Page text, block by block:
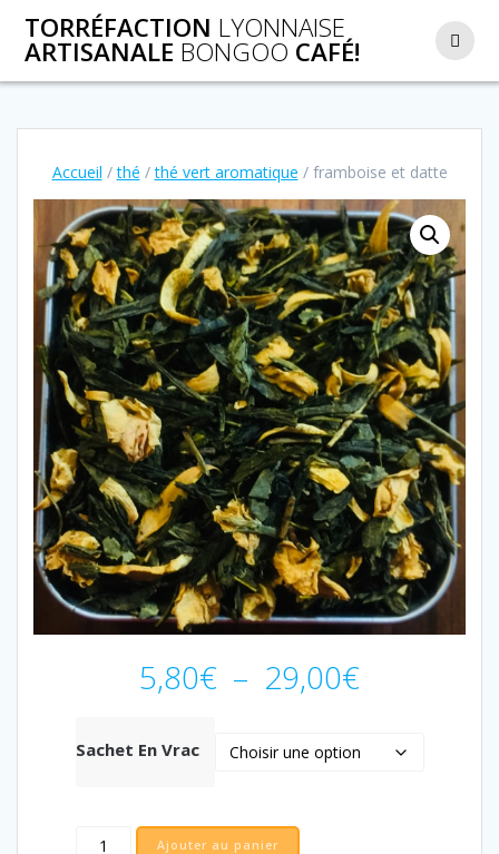
au
contenu
TORRÉFACTION LYONNAISE
ARTISANALE BONGOO CAFÉ!
Accueil /thé /thé vert aromatique / framboise et datte
5,80€ – 29,00€Plage
5,80€
à
Sachet En Vrac
Ajouter au panier